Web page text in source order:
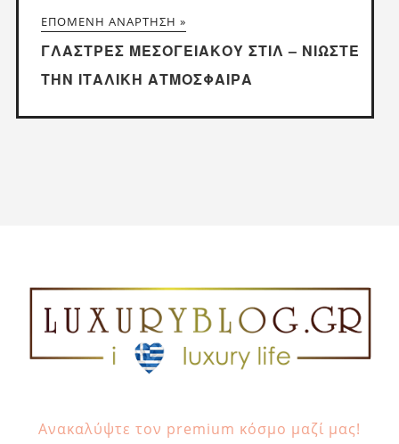
ΕΠΌΜΕΝΗ ΑΝΆΡΤΗΣΗ »
ΓΛΆΣΤΡΕΣ ΜΕΣΟΓΕΙΑΚΟΎ ΣΤΙΛ – ΝΙΏΣΤΕ
ΤΗΝ ΙΤΑΛΙΚΉ ΑΤΜΌΣΦΑΙΡΑ
Ανακαλύψτε τον premium κόσμο μαζί μας!